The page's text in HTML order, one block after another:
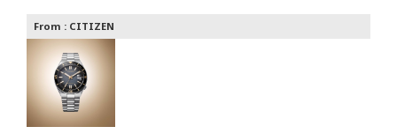
From : CITIZEN